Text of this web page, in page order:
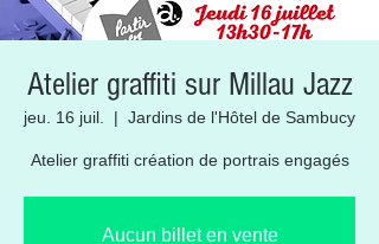
Atelier graffiti sur Millau Jazz
jeu. 16 juil.
  |
Jardins de l'Hôtel de Sambucy
Atelier graffiti création de portrais engagés
Aucun billet en vente